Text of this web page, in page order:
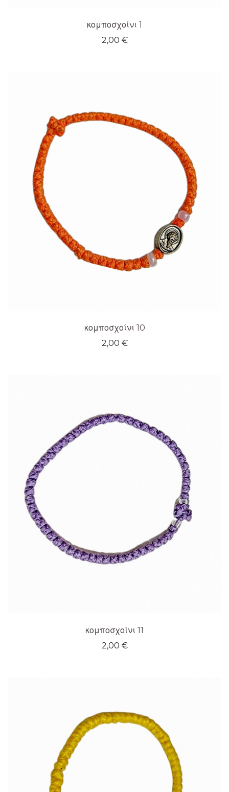
κομποσχοίνι 1
2,00 €
κομποσχοίνι 10
2,00 €
κομποσχοίνι 11
2,00 €